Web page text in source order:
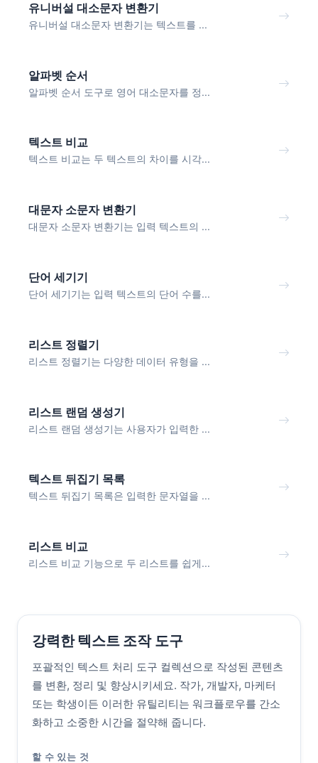
유니버설 대소문자 변환기
유니버설 대소문자 변환기는 텍스트를 ...
알파벳 순서
알파벳 순서 도구로 영어 대소문자를 정...
텍스트 비교
텍스트 비교는 두 텍스트의 차이를 시각...
대문자 소문자 변환기
대문자 소문자 변환기는 입력 텍스트의 ...
단어 세기기
단어 세기기는 입력 텍스트의 단어 수를...
리스트 정렬기
리스트 정렬기는 다양한 데이터 유형을 ...
리스트 랜덤 생성기
리스트 랜덤 생성기는 사용자가 입력한 ...
텍스트 뒤집기 목록
텍스트 뒤집기 목록은 입력한 문자열을 ...
리스트 비교
리스트 비교 기능으로 두 리스트를 쉽게...
강력한 텍스트 조작 도구
포괄적인 텍스트 처리 도구 컬렉션으로 작성된 콘텐츠
를 변환, 정리 및 향상시키세요. 작가, 개발자, 마케터
또는 학생이든 이러한 유틸리티는 워크플로우를 간소
화하고 소중한 시간을 절약해 줍니다.
할 수 있는 것